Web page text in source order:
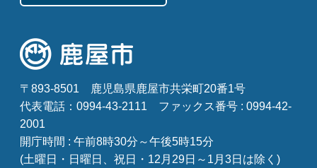
〒893-8501
鹿児島県鹿屋市共栄町20番1号
代表電話：0994-43-2111
ファックス番号 : 0994-42-
2001
開庁時間 : 午前8時30分～午後5時15分
(土曜日・日曜日、祝日・12月29日～1月3日は除く)